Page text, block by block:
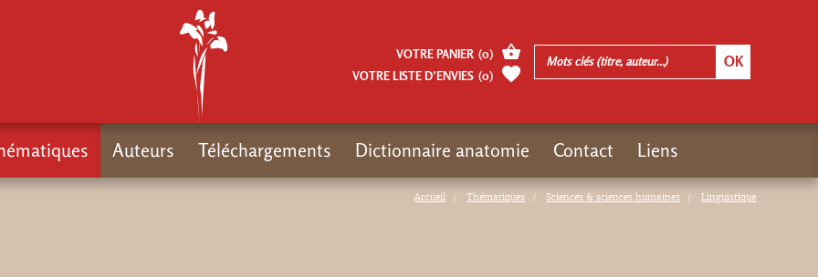
Accueil Thématiques Sciences & sciences humaines Linguistique
VOTRE PANIER (0)
VOTRE LISTE D’ENVIES (0)
Auteurs Téléchargements Dictionnaire anatomie Contact Liens